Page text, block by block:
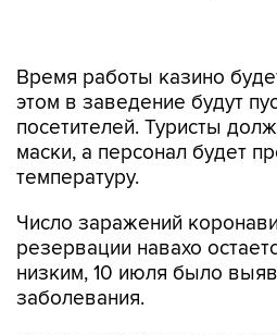
посетителей. Туристы
маски, а персонал будет
температуру.
Число заражений
низким, 10 июля было
заболевания.
В марте 2020 года власти